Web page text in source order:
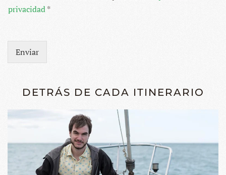
privacidad*
Enviar
DETRÁS DE CADA ITINERARIO